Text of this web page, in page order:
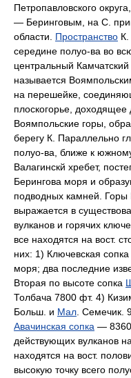
Петропавловского
— Беринговым, на С.
области. Пространство К.
середине полуо-ва во
центральный Камчатский
называется
на перешейке,
плоскогорье, доходящее
Воямпольские горы,
берегу К. Параллельно
полуо-ва, ближе к
Валагинскй хребет,
Берингова моря и
подводных камней. Горы
выражается в
вулканов и горячих
все находятся на вост.
них: 1) Ключевская
моря; два последние
Вторая по высоте сопка
Толбача 7800 фт. 4)
Больш. и Мал . Семечик.
Авачинская сопка — 8360
действующих вулканов
находятся на вост.
высокую точку всего